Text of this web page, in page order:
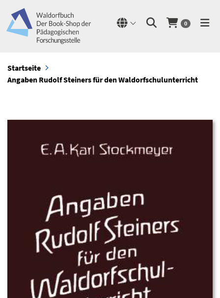
0
Startseite
Angaben Rudolf Steiners für den Waldorfschulunterricht